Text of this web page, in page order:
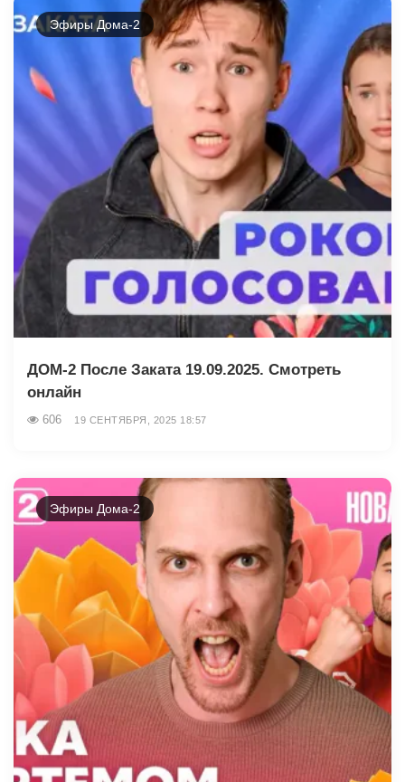
Эфиры Дома-2
ДОМ-2 После Заката 19.09.2025. Смотреть
онлайн
606 19 СЕНТЯБРЯ, 2025 18:57
Эфиры Дома-2